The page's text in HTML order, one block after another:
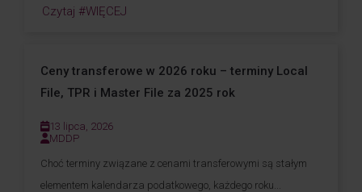
Czytaj #WIĘCEJ
Ceny transferowe w 2026 roku – terminy Local
File, TPR i Master File za 2025 rok
13 lipca, 2026
MDDP
Choć terminy związane z cenami transferowymi są stałym
elementem kalendarza podatkowego, każdego roku...